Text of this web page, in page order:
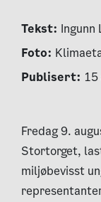
Tekst: Ingunn
Foto:
Publisert:
Fredag 9.
Stortorget,
miljøbevisst